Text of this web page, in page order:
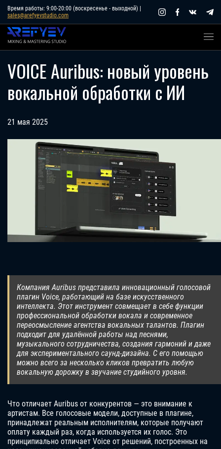
Skip
content
Время работы: 9:00-20:00 (воскресенье - выходной) |
sales@arefyevstudio.com
VOICE Auribus: новый уровень
вокальной обработки с ИИ
21 мая 2025
Компания Auribus представила инновационный голосовой
плагин Voice, работающий на базе искусственного
интеллекта. Этот инструмент совмещает в себе функции
профессиональной обработки вокала и современное
переосмысление агентства вокальных талантов. Плагин
подходит для удалённой работы над песнями,
музыкального сотрудничества, создания гармоний и даже
для экспериментального саунд-дизайна. С его помощью
можно всего за несколько кликов превратить любую
вокальную дорожку в звучание студийного уровня.
Что отличает Auribus от конкурентов — это внимание к
артистам. Все голосовые модели, доступные в плагине,
принадлежат реальным исполнителям, которые получают
оплату каждый раз, когда используется их голос. Это
принципиально отличает Voice от решений, построенных на